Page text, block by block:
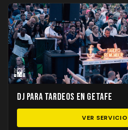
🌇
DJ para Tardeos en Getafe
VER